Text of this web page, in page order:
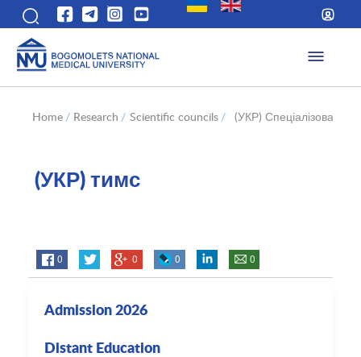
Home / Research / Scientific councils / (УКР) Спеціалізовані
(УКР) тимс
0 0 0 0
Admission 2026
Distant Education